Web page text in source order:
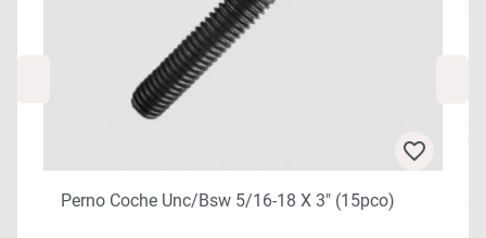
Perno Coche Unc/bsw 5/16-18 X 3″ (15pco)